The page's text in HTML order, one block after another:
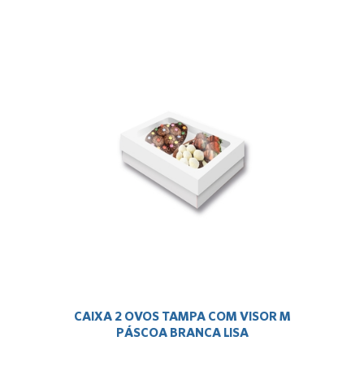
CAIXA 2 OVOS TAMPA COM VISOR M
PÁSCOA BRANCA LISA